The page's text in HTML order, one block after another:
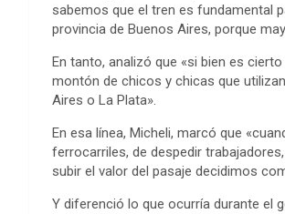
sabemos que el tren es fundamental
provincia de Buenos Aires, porque
En tanto, analizó que «si bien es
montón de chicos y chicas que
Aires o La Plata».
En esa línea, Micheli, marcó que
ferrocarriles, de despedir
subir el valor del pasaje decidimos
Y diferenció lo que ocurría durante el